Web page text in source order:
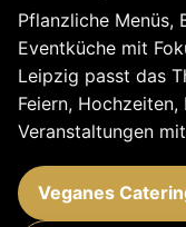
Pflanzliche Menüs,
Eventküche mit
Leipzig passt das
Feiern,
Veranstaltungen
Veganes